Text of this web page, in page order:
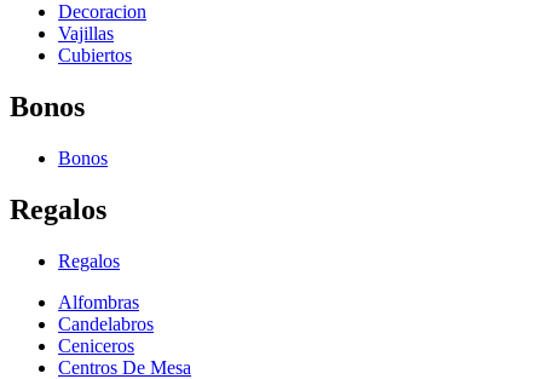
Decoracion
Vajillas
Cubiertos
Bonos
Bonos
Regalos
Regalos
Alfombras
Candelabros
Ceniceros
Centros De Mesa